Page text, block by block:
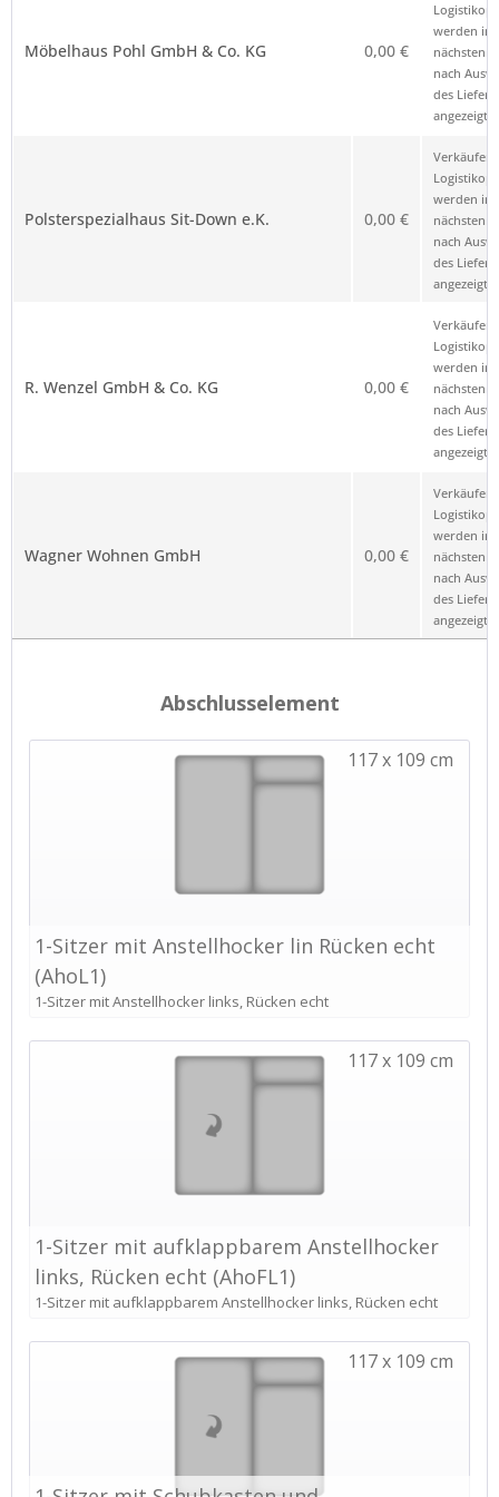
Möbelhaus Pohl GmbH & Co. KG 0,00 €
werden im
nächsten
nach
des
angezeigt.
Polsterspezialhaus Sit-Down e.K. 0,00 €
Verkäufer
werden im
nächsten
nach
des
angezeigt.
R. Wenzel GmbH & Co. KG 0,00 €
Verkäufer
werden im
nächsten
nach
des
angezeigt.
Wagner Wohnen GmbH 0,00 €
Verkäufer
werden im
nächsten
nach
des
angezeigt.